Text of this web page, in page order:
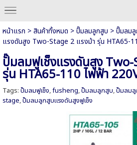
หน้าแรก >สินค้าทั้งหมด >ปั๊มลมลูกสูบ >ปั๊มลม
แรงดันสูง Two-Stage 2 แรงม้า รุ่น HTA65-
ปั๊มลมฟูเช็งแรงดันสูง Two-
รุ่น HTA65-110 ไฟฟ้า
Tags: ปั๊มลมฟูเช็ง,fusheng,ปั๊มลมลูกสูบ,ปั๊มลม
stage,ปั๊มลมลูกสูบแรงดันสูงฟูเช็ง